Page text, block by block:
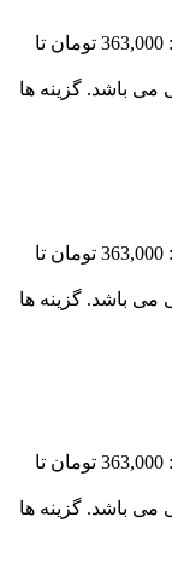
محدوده قیمت: 363,000 تومان تا
می باشد. گزینه ها
محدوده قیمت: 363,000 تومان تا
می باشد. گزینه ها
محدوده قیمت: 363,000 تومان تا
می باشد. گزینه ها